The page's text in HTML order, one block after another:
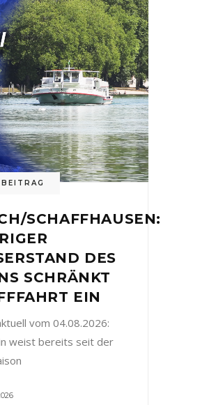
SCHAFFHAUSEN:
DES
SCHRÄNKT
EIN
vom 04.08.2026:
weist bereits seit der